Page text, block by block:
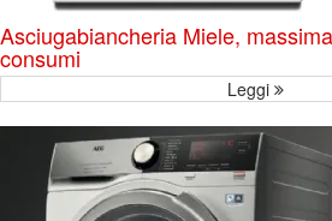
Asciugabiancheria Miele,
consumi
Leggi